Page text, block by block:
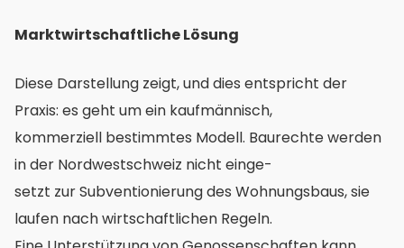
Marktwirtschaftliche Lösung
Diese Darstellung zeigt, und dies entspricht der
Praxis: es geht um ein kaufmännisch,
kommerziell bestimmtes Modell. Baurechte werden
in der Nordwestschweiz nicht einge-
setzt zur Subventionierung des Wohnungsbaus, sie
laufen nach wirtschaftlichen Regeln.